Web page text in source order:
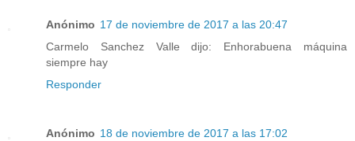
Anónimo 17 de noviembre de 2017 a las 20:47
Carmelo Sanchez Valle dijo: Enhorabuena máquina
siempre hay
Responder
Anónimo 18 de noviembre de 2017 a las 17:02